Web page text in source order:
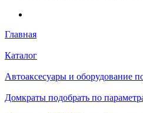
Главная
Каталог
Автоаксесуары и оборудование
Домкраты подобрать по